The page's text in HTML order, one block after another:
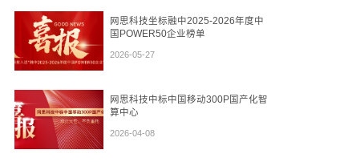
网思科技坐标融中2025-2026年度中
国POWER50企业榜单
2026-05-27
网思科技中标中国移动300P国产化智
算中心
2026-04-08